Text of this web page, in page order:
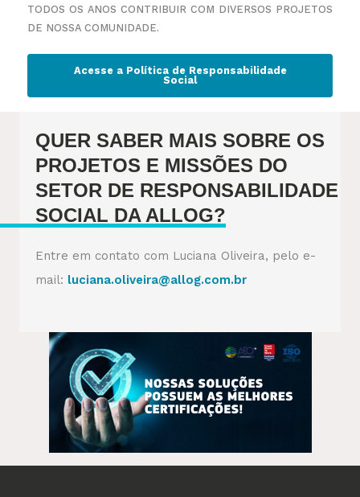
TODOS OS ANOS CONTRIBUIR COM DIVERSOS PROJETOS
DE NOSSA COMUNIDADE.
Acesse a Política de Responsabilidade
Social
QUER SABER MAIS SOBRE OS
PROJETOS E MISSÕES DO
SETOR DE RESPONSABILIDADE
SOCIAL DA ALLOG?​
Entre em contato com Luciana Oliveira, pelo e-
mail: luciana.oliveira@allog.com.br